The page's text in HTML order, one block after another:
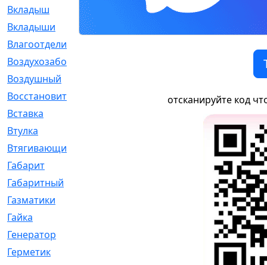
Вкладыш
Вкладыши
Влагоотделитель
Воздухозаборник
Воздушный
Восстановительный
Вставка
Втулка
Втягивающий
Габарит
Габаритный
Газматики
Гайка
Генератор
Герметик
отсканируйте код